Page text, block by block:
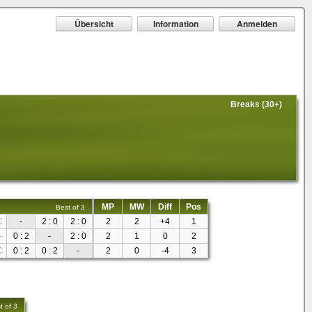
Übersicht Information Anmelden
Breaks (30+)
Best of 3 MP MW Diff
Pos
- 2 : 0 2 : 0 2 2 +4
1
- 0 : 2 - 2 : 0 2 1 0
2
0 : 2 0 : 2 - 2 0 -4 3
of 3